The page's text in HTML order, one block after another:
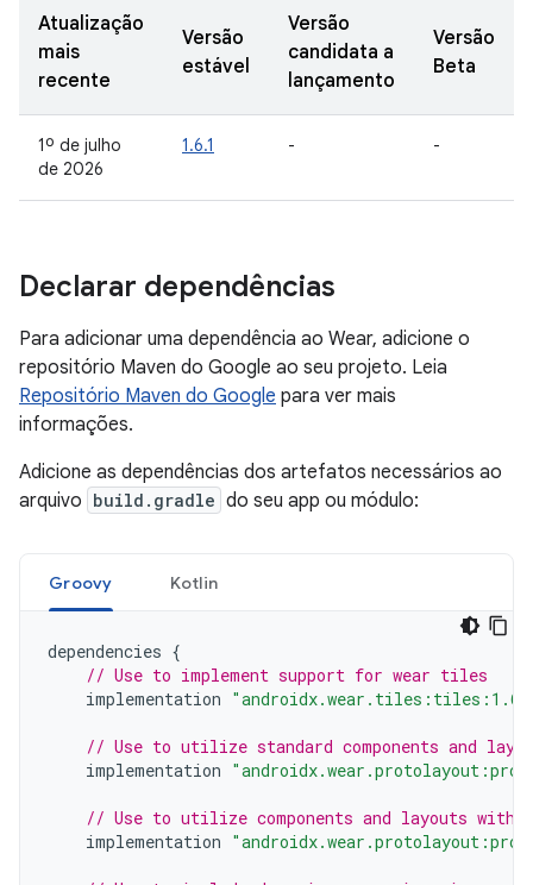
Atualização
mais
recente
Versão
estável
Versão
candidata a
lançamento
Versão
Beta
1º de julho
de 2026
1.6.1 - -
Declarar dependências
Para adicionar uma dependência ao Wear, adicione o
repositório Maven do Google ao seu projeto. Leia
Repositório Maven do Google para ver mais
informações.
Adicione as dependências dos artefatos necessários ao
arquivo build.gradle do seu app ou módulo:
Groovy Kotlin
dependencies {
// Use to implement support for wear tiles
implementation
// Use to utilize standard components and
implementation
// Use to utilize components and layouts
implementation